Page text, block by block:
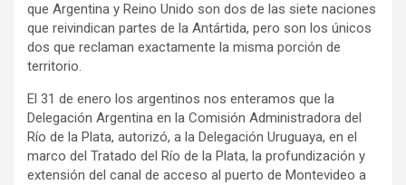
que Argentina y Reino Unido son dos de las siete naciones
que reivindican partes de la Antártida, pero son los únicos
dos que reclaman exactamente la misma porción de
territorio.
El 31 de enero los argentinos nos enteramos que la
Delegación Argentina en la Comisión Administradora del
Río de la Plata, autorizó, a la Delegación Uruguaya, en el
marco del Tratado del Río de la Plata, la profundización y
extensión del canal de acceso al puerto de Montevideo a